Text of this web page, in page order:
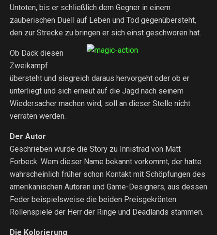
Untoten, bis er schließlich dem Gegner in einem
zauberischen Duell auf Leben und Tod gegenübersteht,
den zur Strecke zu bringen er sich einst geschworen hat.
Ob Dack diesen
Zweikampf
übersteht und siegreich daraus hervorgeht oder ob er
unterliegt und sich erneut auf die Jagd nach seinem
Wiedersacher machen wird, soll an dieser Stelle nicht
verraten werden.
Der Autor
Geschrieben wurde die Story zu Innistrad von Matt
Forbeck. Wem dieser Name bekannt vorkommt, der hatte
wahrscheinlich früher schon Kontakt mit Schöpfungen des
amerikanischen Autoren und Game-Designers, aus dessen
Feder beispielsweise die beiden Preisgekrönten
Rollenspiele der Herr der Ringe und Deadlands stammen.
Die Kolorierung